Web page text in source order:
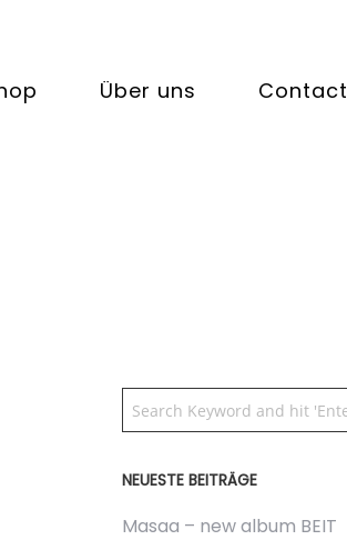
Über uns Contact
NEUESTE BEITRÄGE
Masaa – new album BEIT